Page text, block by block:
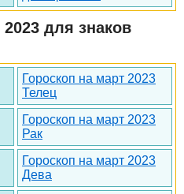
для знаков
Гороскоп на март 2023
Телец
Гороскоп на март 2023
Рак
Гороскоп на март 2023
Дева